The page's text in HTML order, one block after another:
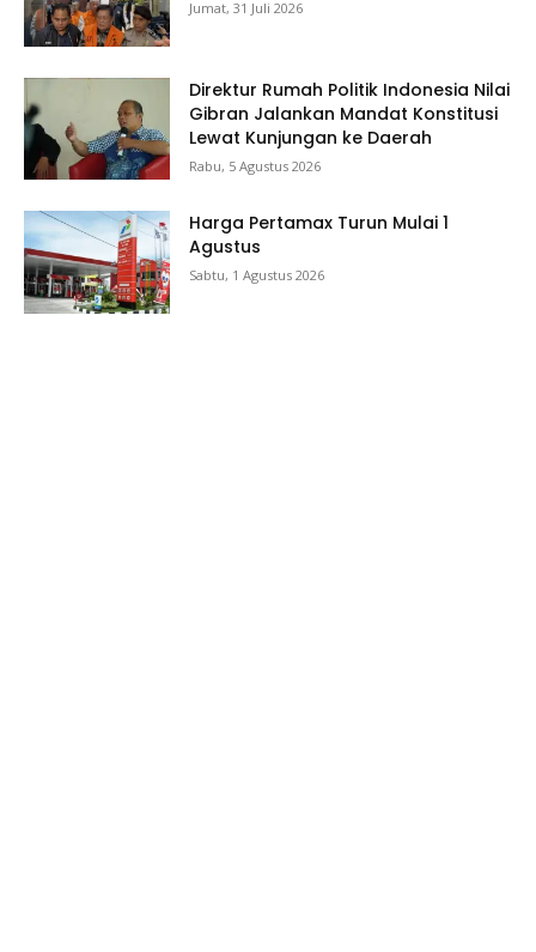
Jumat, 31 Juli 2026
Direktur Rumah Politik Indonesia Nilai
Gibran Jalankan Mandat Konstitusi
Lewat Kunjungan ke Daerah
Rabu, 5 Agustus 2026
Harga Pertamax Turun Mulai 1
Agustus
Sabtu, 1 Agustus 2026